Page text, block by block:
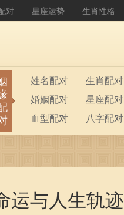
对 星座运势 生肖性格
姓名配对
生肖配对
婚姻配对
星座配对
血型配对
八字配对
运与人生轨迹